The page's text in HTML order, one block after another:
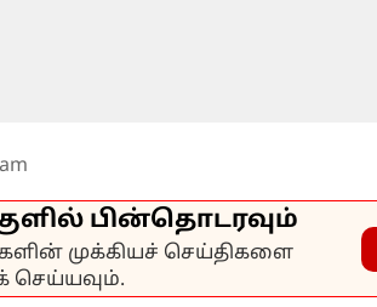
பின்தொடரவும்
முக்கியச் செய்திகளை
செய்யவும்.